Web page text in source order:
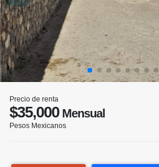
Precio de renta
$35,000Mensual
Pesos Mexicanos